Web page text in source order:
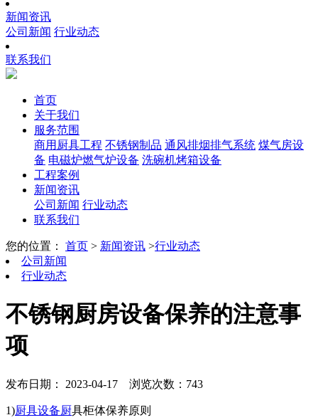
新闻资讯
公司新闻 行业动态
联系我们
首页
关于我们
服务范围
商用厨具工程 不锈钢制品 通风排烟排气系统 煤气房设
备 电磁炉燃气炉设备 洗碗机烤箱设备
工程案例
新闻资讯
公司新闻 行业动态
联系我们
您的位置： 首页 > 新闻资讯 >行业动态
公司新闻
行业动态
不锈钢厨房设备保养的注意事
项
发布日期： 2023-04-17 浏览次数：743
1)厨具设备厨具柜体保养原则